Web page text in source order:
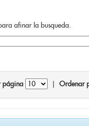
afinar la busqueda.
página Ordenar